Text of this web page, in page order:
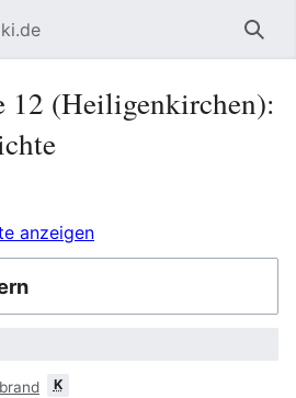
12 (Heiligenkirchen):
anzeigen
K